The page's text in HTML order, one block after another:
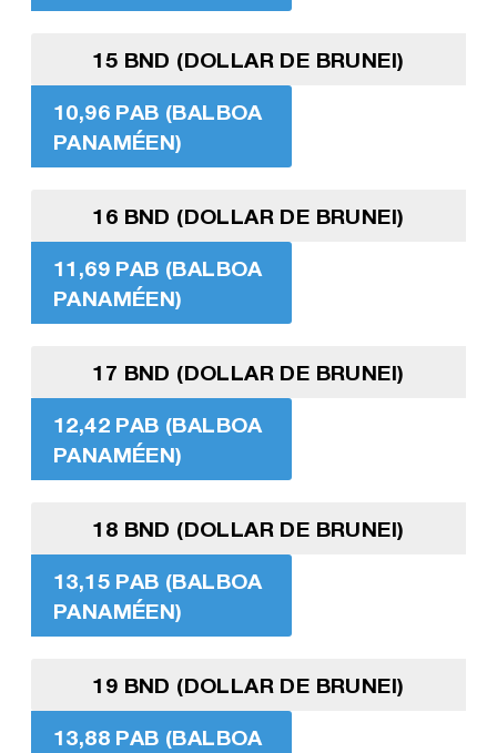
15 BND (DOLLAR DE BRUNEI)
10,96 PAB (BALBOA
PANAMÉEN)
16 BND (DOLLAR DE BRUNEI)
11,69 PAB (BALBOA
PANAMÉEN)
17 BND (DOLLAR DE BRUNEI)
12,42 PAB (BALBOA
PANAMÉEN)
18 BND (DOLLAR DE BRUNEI)
13,15 PAB (BALBOA
PANAMÉEN)
19 BND (DOLLAR DE BRUNEI)
13,88 PAB (BALBOA